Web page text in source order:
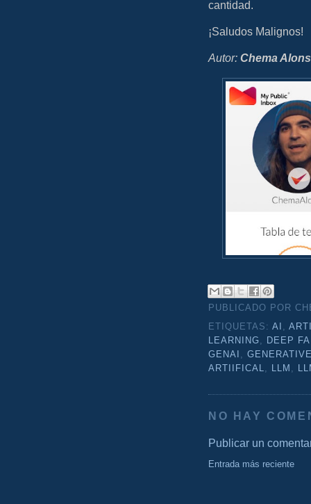
cantidad.
¡Saludos Malignos!
Autor: Chema
PUBLICADO POR
ETIQUETAS:AI ,
LEARNING ,
DEEP
GENAI ,
ARTIIFICAL, LLM ,
NO HAY
Publicar un
Entrada más reciente